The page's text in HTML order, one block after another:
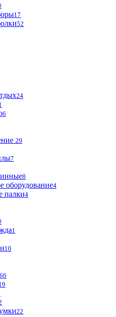
17
52
24
6
29
7
8
оборудование4
палки4
1
10
66
22